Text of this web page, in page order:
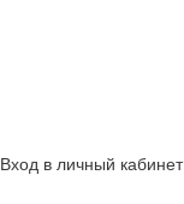
Вход в личный кабинет